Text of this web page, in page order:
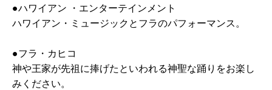
●ハワイアン ・エンターテインメント
ハワイアン・ミュージックとフラのパフォーマンス。
●フラ・カヒコ
神や王家が先祖に捧げたといわれる神聖な踊りをお楽し
みください。